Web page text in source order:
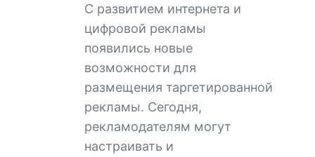
С развитием интернета и
цифровой рекламы
появились новые
возможности для
размещения таргетированной
рекламы. Сегодня,
рекламодателям могут
настраивать и